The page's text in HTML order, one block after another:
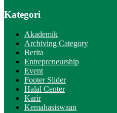
Kategori
Akademik
Archiving Category
Berita
Entrepreneurship
Event
Footer Slider
Halal Center
Karir
Kemahasiswaan